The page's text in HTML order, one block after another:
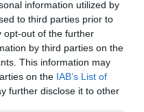
information utilized by
to third parties prior to
opt-out of the further
by third parties on the
This information may
on the IAB’s List of
further disclose it to other
9.4/10
hotel?